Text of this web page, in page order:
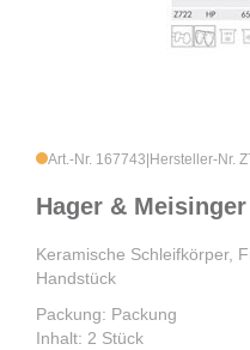
Art.-Nr. 167743 Hersteller-Nr.
Hager & Meisinger
Keramische Schleifkörper,
Handstück
Packung: Packung
Inhalt: 2 Stück